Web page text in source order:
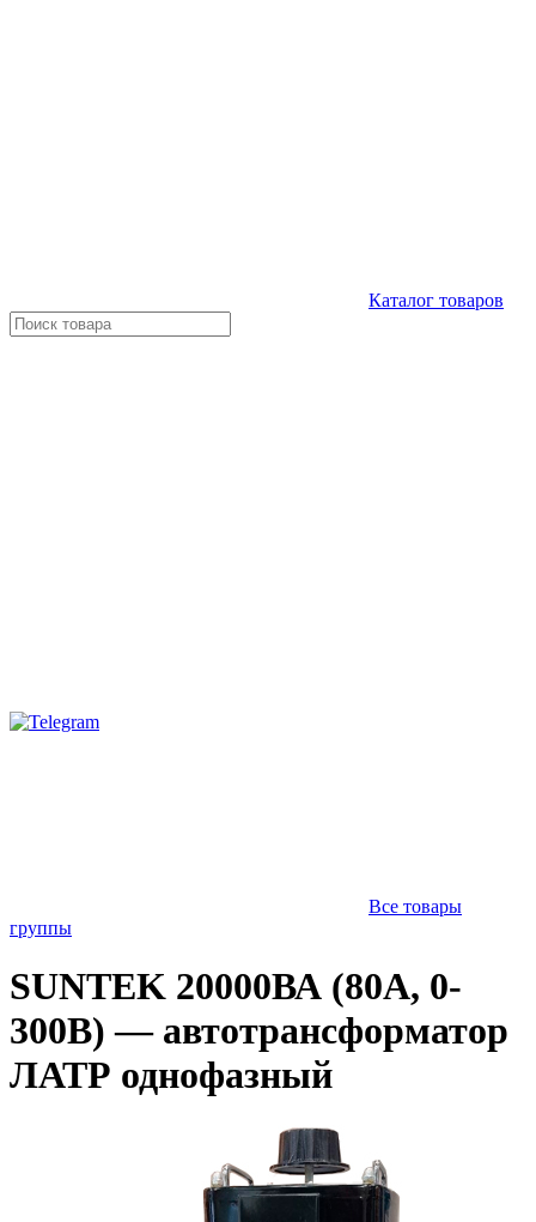
Каталог товаров
Все товары
группы
SUNTEK 20000ВА (80А, 0-
300В) — автотрансформатор
ЛАТР однофазный